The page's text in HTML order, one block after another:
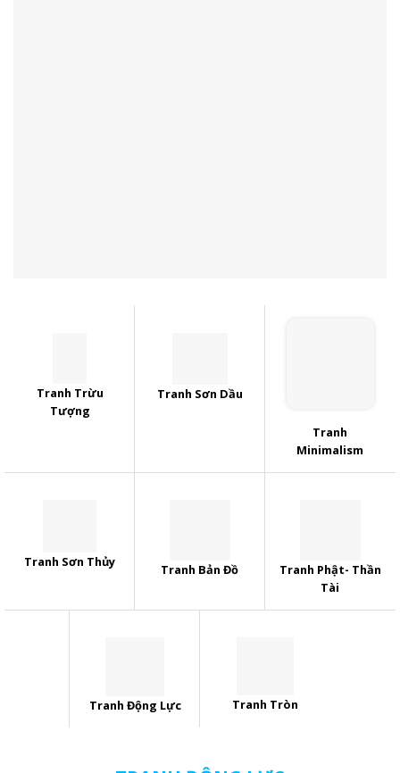
Tranh Trừu
Tượng
Tranh Sơn Dầu
Tranh
Minimalism
Tranh Sơn Thủy
Tranh Bản Đồ
Tranh Phật- Thần
Tài
Tranh Động Lực Tranh Tròn